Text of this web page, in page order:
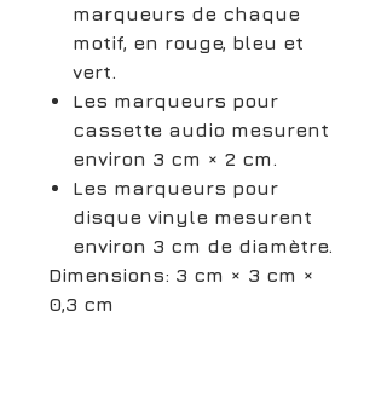
marqueurs de chaque
motif, en rouge, bleu et
vert.
Les marqueurs pour
cassette audio mesurent
environ 3 cm × 2 cm.
Les marqueurs pour
disque vinyle mesurent
environ 3 cm de diamètre.
Dimensions: 3 cm × 3 cm ×
0,3 cm